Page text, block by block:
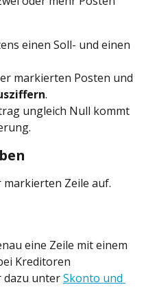
einen Soll- und einen
markierten Posten und
.
ungleich Null kommt
Zeile auf.
eine Zeile mit einem
Kreditoren
dazu unter Skonto und